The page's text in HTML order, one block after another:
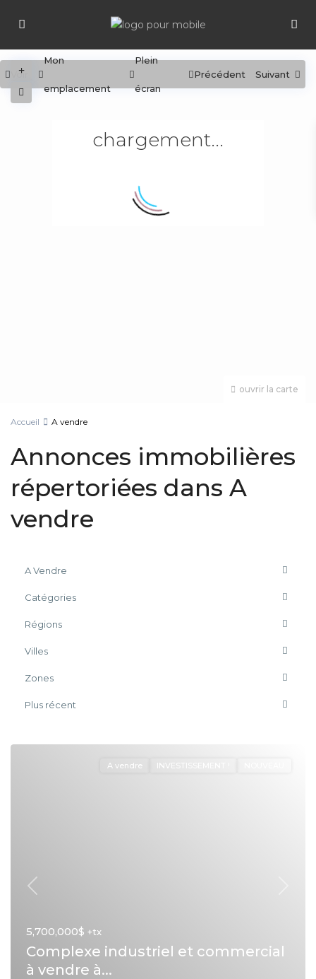
chargement...
ouvrir la carte
Voir
Mon
emplacement
Plein
écran
Précédent Suivant
Accueil A vendre
Annonces immobilières
répertoriées dans A
vendre
A Vendre
Catégories
Régions
Villes
Zones
Plus récent
A vendre INVESTISSEMENT !
Précédent
5,700,000$ +tx
Complexe industriel et commercial
à vendre à...